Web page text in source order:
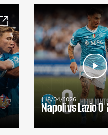
| 18/04/2026
Napoli vs Lazio